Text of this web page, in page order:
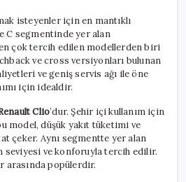
isteyenler için en mantıklı
C segmentinde yer alan
çok tercih edilen modellerden biri
ve cross versiyonları bulunan
ve geniş servis ağı ile öne
için idealdir.
Clio’dur. Şehir içi kullanım için
model, düşük yakıt tüketimi ve
çeker. Aynı segmentte yer alan
seviyesi ve konforuyla tercih edilir.
arasında popülerdir.